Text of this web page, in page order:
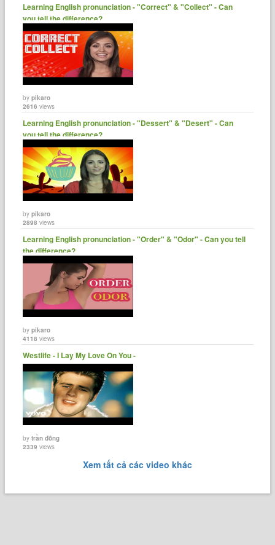
Learning English pronunciation - "Correct" & "Collect" - Can
you tell the difference?
bypikaro
2616 views
Learning English pronunciation - "Dessert" & "Desert" - Can
you tell the difference?
bypikaro
2898 views
Learning English pronunciation - "Order" & "Odor" - Can you tell
the difference?
bypikaro
4118 views
Westlife - I Lay My Love On You -
bytrần đông
2339 views
Xem tất cả các video khác